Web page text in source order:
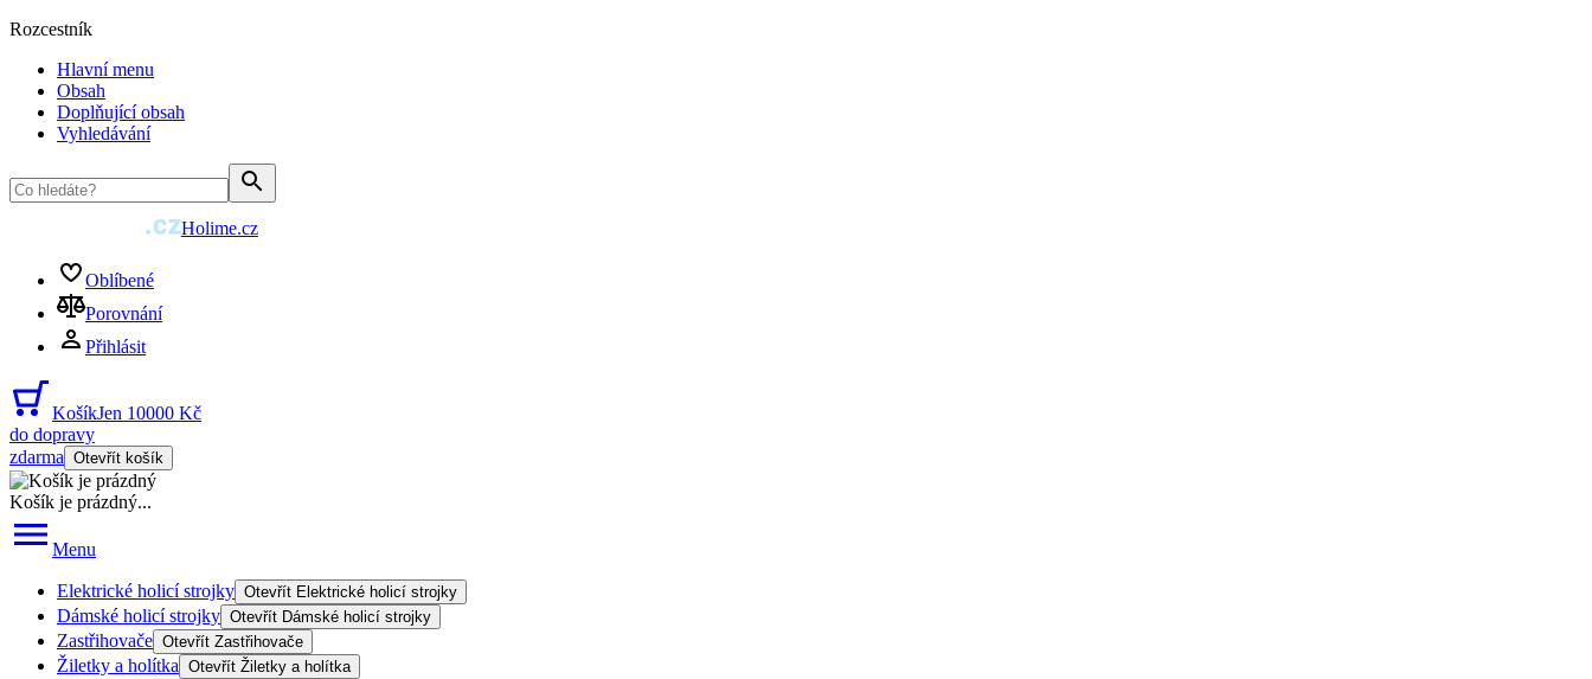
Rozcestník
Hlavní menu
Obsah
Doplňující obsah
Vyhledávání
Holime.cz
Oblíbené
Porovnání
Přihlásit
KošíkJen 10000 Kč
do dopravy
zdarma Otevřít košík
Košík je prázdný...
Menu
Elektrické holicí strojky Otevřít Elektrické holicí strojky
Dámské holicí strojky Otevřít Dámské holicí strojky
Zastřihovače Otevřít Zastřihovače
Žiletky a holítka Otevřít Žiletky a holítka